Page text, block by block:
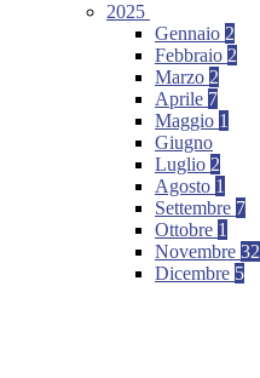
2025
Gennaio 2
Febbraio 2
Marzo 2
Aprile 7
Maggio 1
Giugno
Luglio 2
Agosto 1
Settembre 7
Ottobre 1
Novembre 32
Dicembre 5